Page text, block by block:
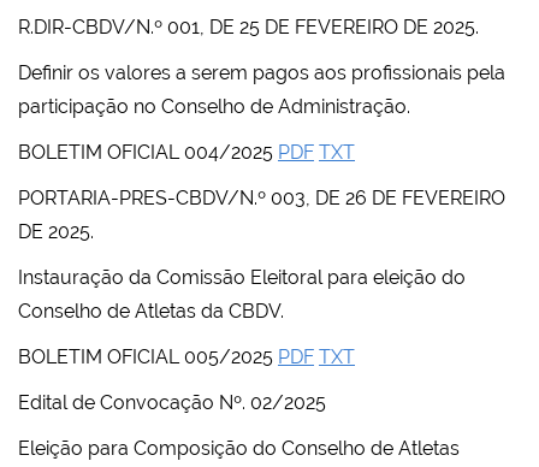
R.DIR-CBDV/N.º 001, DE 25 DE FEVEREIRO DE 2025.
Definir os valores a serem pagos aos profissionais pela
participação no Conselho de Administração.
BOLETIM OFICIAL 004/2025 PDF TXT
PORTARIA-PRES-CBDV/N.º 003, DE 26 DE FEVEREIRO
DE 2025.
Instauração da Comissão Eleitoral para eleição do
Conselho de Atletas da CBDV.
BOLETIM OFICIAL 005/2025 PDF TXT
Edital de Convocação Nº. 02/2025
Eleição para Composição do Conselho de Atletas